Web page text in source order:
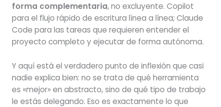
forma complementaria, no excluyente. Copilot
para el flujo rápido de escritura línea a línea; Claude
Code para las tareas que requieren entender el
proyecto completo y ejecutar de forma autónoma.
Y aquí está el verdadero punto de inflexión que casi
nadie explica bien: no se trata de qué herramienta
es «mejor» en abstracto, sino de qué tipo de trabajo
le estás delegando. Eso es exactamente lo que